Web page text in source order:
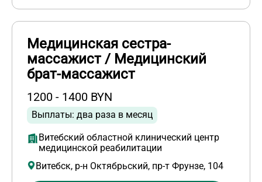
Медицинская сестра-
массажист / Медицинский
брат-массажист
1200 - 1400 BYN
Выплаты: два раза в месяц
Витебский областной клинический центр
медицинской реабилитации
Витебск, р-н Октябрьский, пр-т Фрунзе, 104